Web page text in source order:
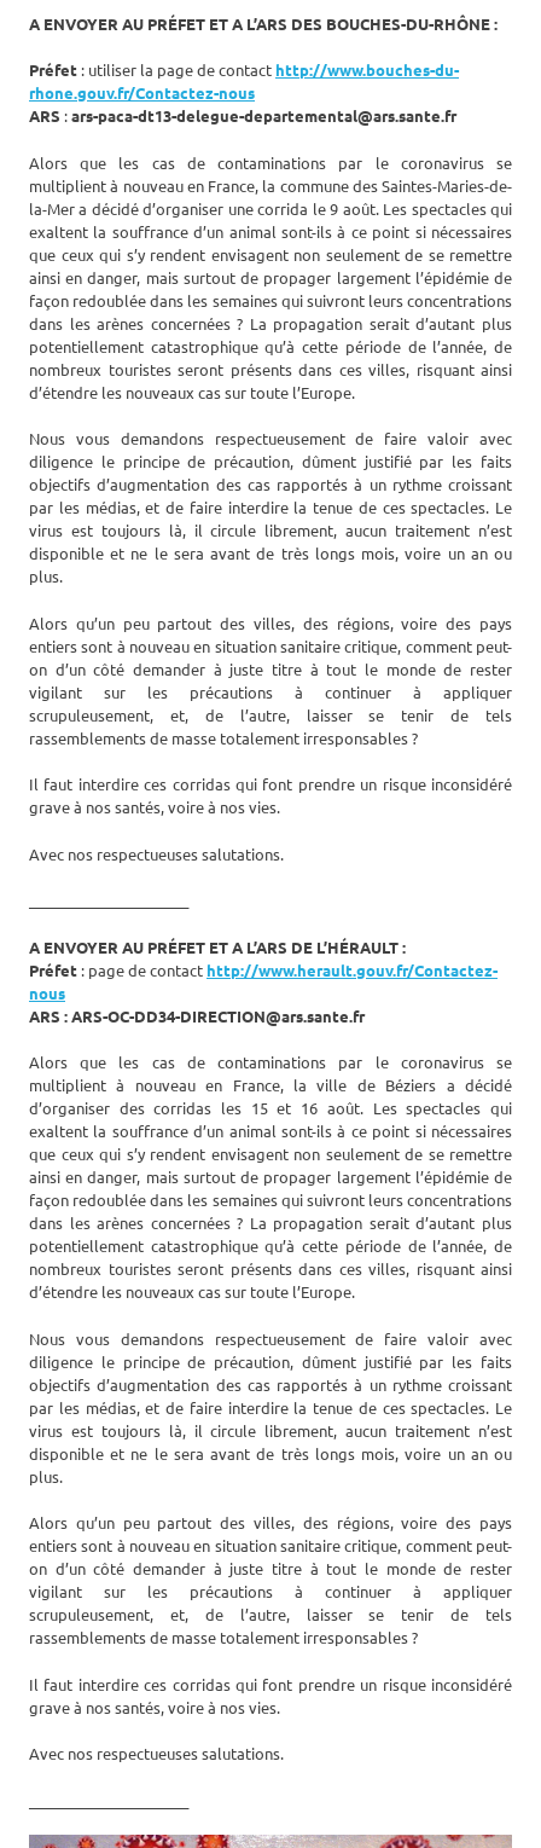
A ENVOYER AU PRÉFET ET A L’ARS DES BOUCHES-DU-RHÔNE :
Préfet : utiliser la page de contact http://www.bouches-du-
rhone.gouv.fr/Contactez-nous
ARS :ars-paca-dt13-delegue-departemental@ars.sante.fr
Alors que les cas de contaminations par le coronavirus se
multiplient à nouveau en France, la commune des Saintes-Maries-de-
la-Mer a décidé d’organiser une corrida le 9 août. Les spectacles qui
exaltent la souffrance d’un animal sont-ils à ce point si nécessaires
que ceux qui s’y rendent envisagent non seulement de se remettre
ainsi en danger, mais surtout de propager largement l’épidémie de
façon redoublée dans les semaines qui suivront leurs concentrations
dans les arènes concernées ? La propagation serait d’autant plus
potentiellement catastrophique qu’à cette période de l’année, de
nombreux touristes seront présents dans ces villes, risquant ainsi
d’étendre les nouveaux cas sur toute l’Europe.
Nous vous demandons respectueusement de faire valoir avec
diligence le principe de précaution, dûment justifié par les faits
objectifs d’augmentation des cas rapportés à un rythme croissant
par les médias, et de faire interdire la tenue de ces spectacles. Le
virus est toujours là, il circule librement, aucun traitement n’est
disponible et ne le sera avant de très longs mois, voire un an ou
plus.
Alors qu’un peu partout des villes, des régions, voire des pays
entiers sont à nouveau en situation sanitaire critique, comment peut-
on d’un côté demander à juste titre à tout le monde de rester
vigilant sur les précautions à continuer à appliquer
scrupuleusement, et, de l’autre, laisser se tenir de tels
rassemblements de masse totalement irresponsables ?
Il faut interdire ces corridas qui font prendre un risque inconsidéré
grave à nos santés, voire à nos vies.
Avec nos respectueuses salutations.
A ENVOYER AU PRÉFET ET A L’ARS DE L’HÉRAULT :
Préfet : page de contact http://www.herault.gouv.fr/Contactez-
nous
ARS : ARS-OC-DD34-DIRECTION@ars.sante.fr
Alors que les cas de contaminations par le coronavirus se
multiplient à nouveau en France, la ville de Béziers a décidé
d’organiser des corridas les 15 et 16 août. Les spectacles qui
exaltent la souffrance d’un animal sont-ils à ce point si nécessaires
que ceux qui s’y rendent envisagent non seulement de se remettre
ainsi en danger, mais surtout de propager largement l’épidémie de
façon redoublée dans les semaines qui suivront leurs concentrations
dans les arènes concernées ? La propagation serait d’autant plus
potentiellement catastrophique qu’à cette période de l’année, de
nombreux touristes seront présents dans ces villes, risquant ainsi
d’étendre les nouveaux cas sur toute l’Europe.
Nous vous demandons respectueusement de faire valoir avec
diligence le principe de précaution, dûment justifié par les faits
objectifs d’augmentation des cas rapportés à un rythme croissant
par les médias, et de faire interdire la tenue de ces spectacles. Le
virus est toujours là, il circule librement, aucun traitement n’est
disponible et ne le sera avant de très longs mois, voire un an ou
plus.
Alors qu’un peu partout des villes, des régions, voire des pays
entiers sont à nouveau en situation sanitaire critique, comment peut-
on d’un côté demander à juste titre à tout le monde de rester
vigilant sur les précautions à continuer à appliquer
scrupuleusement, et, de l’autre, laisser se tenir de tels
rassemblements de masse totalement irresponsables ?
Il faut interdire ces corridas qui font prendre un risque inconsidéré
grave à nos santés, voire à nos vies.
Avec nos respectueuses salutations.